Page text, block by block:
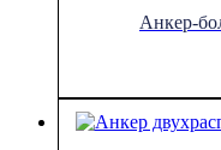
Анкер-